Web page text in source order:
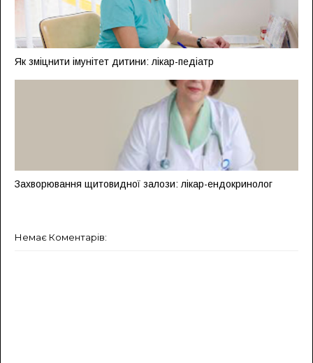
Як зміцнити імунітет дитини: лікар-педіатр
Захворювання щитовидної залози: лікар-ендокринолог
Немає Коментарів: